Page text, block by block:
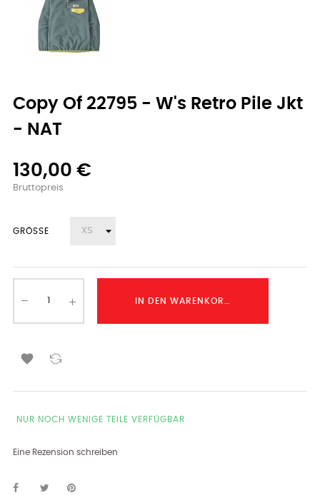
Copy Of 22795 - W's Retro Pile Jkt
- NAT
130,00 €
Bruttopreis
GRÖSSE
IN DEN WARENKORB LEGEN

NUR NOCH WENIGE TEILE VERFÜGBAR
Eine Rezension schreiben